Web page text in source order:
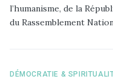
l’humanisme, de la
du Rassemblement
DÉMOCRATIE &